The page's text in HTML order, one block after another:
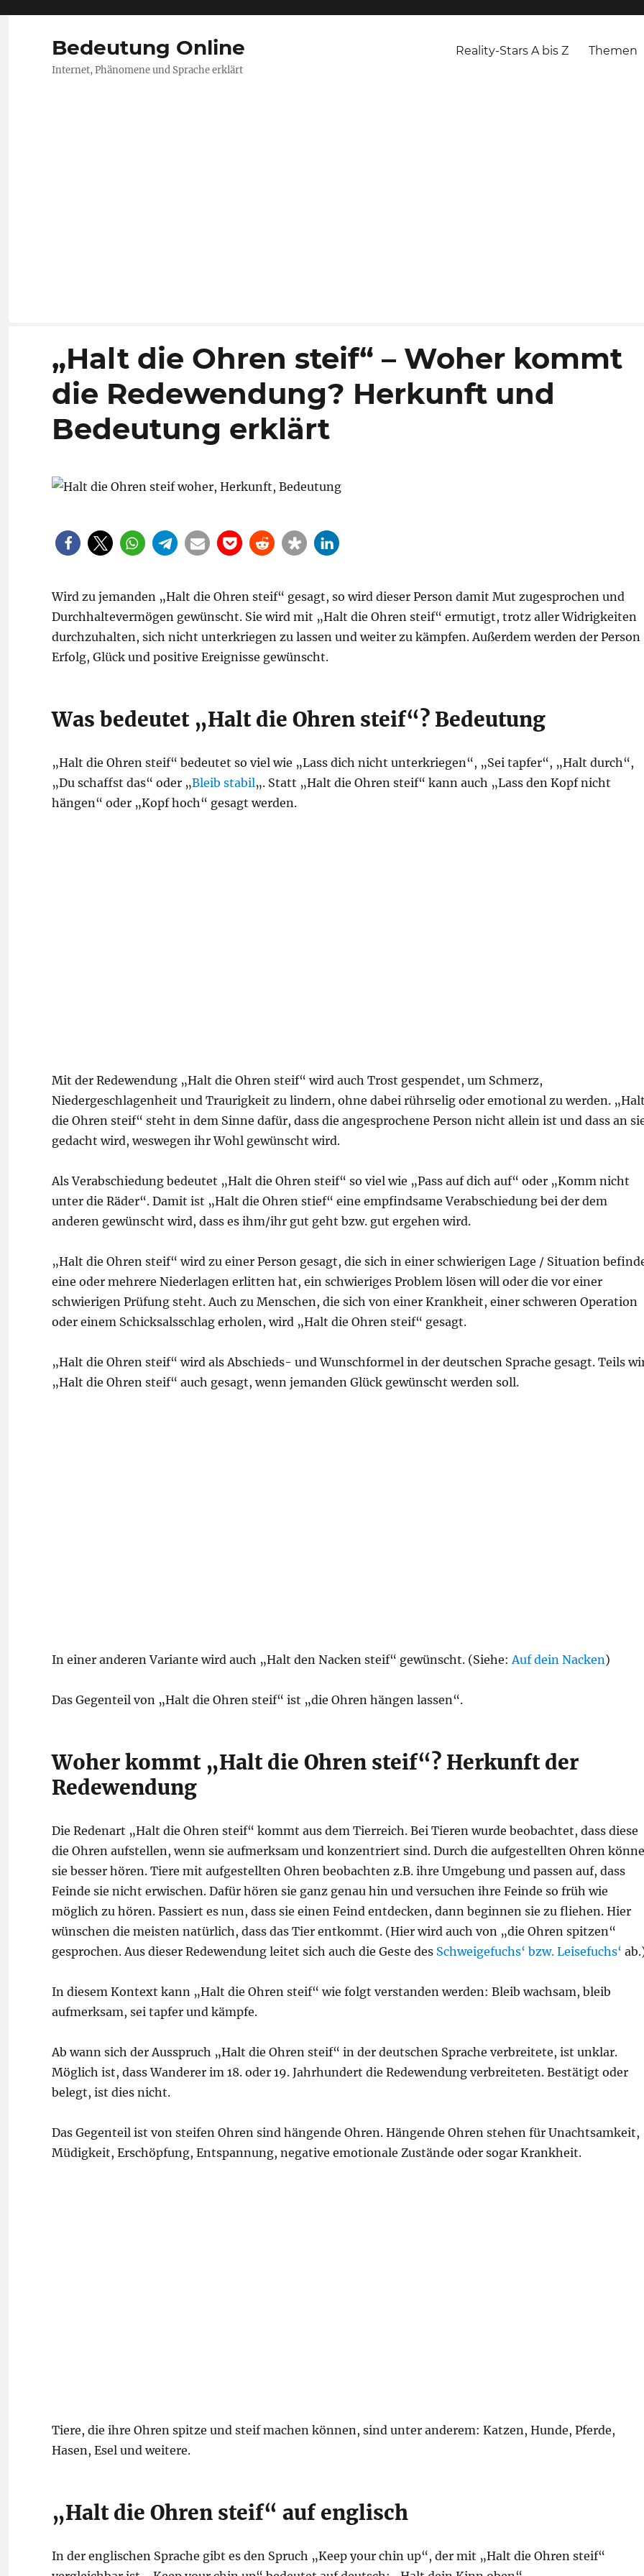
Bedeutung Online
Internet, Phänomene und Sprache erklärt
Reality-Stars A bis Z Themen
„Halt die Ohren steif“ – Woher kommt
die Redewendung? Herkunft und
Bedeutung erklärt
Wird zu jemanden „Halt die Ohren steif“ gesagt, so wird dieser Person damit Mut zugesprochen und
Durchhaltevermögen gewünscht. Sie wird mit „Halt die Ohren steif“ ermutigt, trotz aller Widrigkeiten
durchzuhalten, sich nicht unterkriegen zu lassen und weiter zu kämpfen. Außerdem werden der Person
Erfolg, Glück und positive Ereignisse gewünscht.
Was bedeutet „Halt die Ohren steif“? Bedeutung
„Halt die Ohren steif“ bedeutet so viel wie „Lass dich nicht unterkriegen“, „Sei tapfer“, „Halt durch“,
„Du schaffst das“ oder „Bleib stabil„. Statt „Halt die Ohren steif“ kann auch „Lass den Kopf nicht
hängen“ oder „Kopf hoch“ gesagt werden.
Mit der Redewendung „Halt die Ohren steif“ wird auch Trost gespendet, um Schmerz,
Niedergeschlagenheit und Traurigkeit zu lindern, ohne dabei rührselig oder emotional zu werden.
die Ohren steif“ steht in dem Sinne dafür, dass die angesprochene Person nicht allein ist und dass an
gedacht wird, weswegen ihr Wohl gewünscht wird.
Als Verabschiedung bedeutet „Halt die Ohren steif“ so viel wie „Pass auf dich auf“ oder „Komm nicht
unter die Räder“. Damit ist „Halt die Ohren stief“ eine empfindsame Verabschiedung bei der dem
anderen gewünscht wird, dass es ihm/ihr gut geht bzw. gut ergehen wird.
„Halt die Ohren steif“ wird zu einer Person gesagt, die sich in einer schwierigen Lage / Situation
eine oder mehrere Niederlagen erlitten hat, ein schwieriges Problem lösen will oder die vor einer
schwierigen Prüfung steht. Auch zu Menschen, die sich von einer Krankheit, einer schweren Operation
oder einem Schicksalsschlag erholen, wird „Halt die Ohren steif“ gesagt.
„Halt die Ohren steif“ wird als Abschieds- und Wunschformel in der deutschen Sprache gesagt. Teils
„Halt die Ohren steif“ auch gesagt, wenn jemanden Glück gewünscht werden soll.
In einer anderen Variante wird auch „Halt den Nacken steif“ gewünscht. (Siehe:Auf dein Nacken)
Das Gegenteil von „Halt die Ohren steif“ ist „die Ohren hängen lassen“.
Woher kommt „Halt die Ohren steif“? Herkunft der
Redewendung
Die Redenart „Halt die Ohren steif“ kommt aus dem Tierreich. Bei Tieren wurde beobachtet, dass diese
die Ohren aufstellen, wenn sie aufmerksam und konzentriert sind. Durch die aufgestellten Ohren
sie besser hören. Tiere mit aufgestellten Ohren beobachten z.B. ihre Umgebung und passen auf, dass
Feinde sie nicht erwischen. Dafür hören sie ganz genau hin und versuchen ihre Feinde so früh wie
möglich zu hören. Passiert es nun, dass sie einen Feind entdecken, dann beginnen sie zu fliehen. Hier
wünschen die meisten natürlich, dass das Tier entkommt. (Hier wird auch von „die Ohren spitzen“
gesprochen. Aus dieser Redewendung leitet sich auch die Geste des Schweigefuchs‘ bzw. Leisefuchs‘
In diesem Kontext kann „Halt die Ohren steif“ wie folgt verstanden werden: Bleib wachsam, bleib
aufmerksam, sei tapfer und kämpfe.
Ab wann sich der Ausspruch „Halt die Ohren steif“ in der deutschen Sprache verbreitete, ist unklar.
Möglich ist, dass Wanderer im 18. oder 19. Jahrhundert die Redewendung verbreiteten. Bestätigt oder
belegt, ist dies nicht.
Das Gegenteil ist von steifen Ohren sind hängende Ohren. Hängende Ohren stehen für Unachtsamkeit,
Müdigkeit, Erschöpfung, Entspannung, negative emotionale Zustände oder sogar Krankheit.
Tiere, die ihre Ohren spitze und steif machen können, sind unter anderem: Katzen, Hunde, Pferde,
Hasen, Esel und weitere.
„Halt die Ohren steif“ auf englisch
In der englischen Sprache gibt es den Spruch „Keep your chin up“, der mit „Halt die Ohren steif“